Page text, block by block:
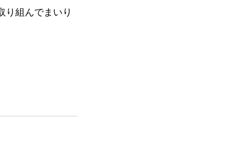
り組んでまいり